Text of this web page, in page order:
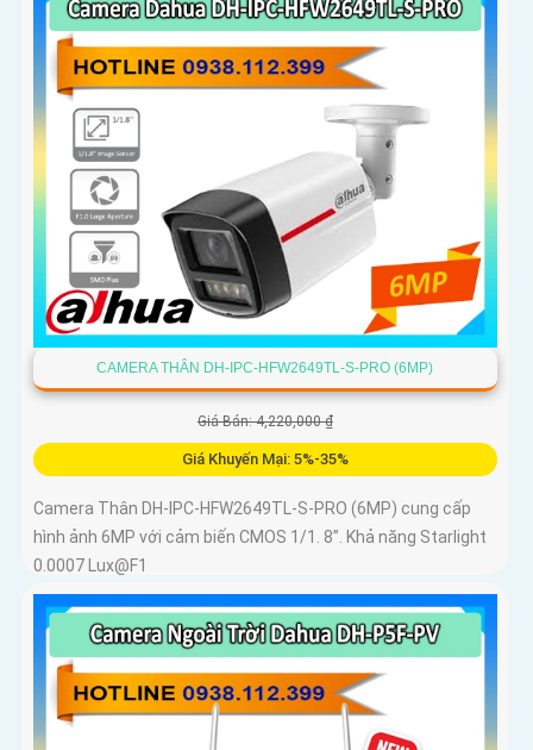
CAMERA THÂN DH-IPC-HFW2649TL-S-PRO (6MP)
Giá Bán: 4,220,000 ₫
Giá Khuyến Mại: 5%-35%
Camera Thân DH-IPC-HFW2649TL-S-PRO (6MP) cung cấp
hình ảnh 6MP với cảm biến CMOS 1/1. 8”. Khả năng Starlight
0.0007 Lux@F1